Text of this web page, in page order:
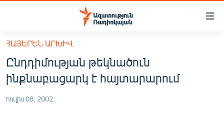
Մատչելիության
հիմնական
բովանդակությանը
Անցնել
հիմնական
մենյուին
ՀԱՅԱՍՏԱՆ
ՔԱՂԱՔԱԿԱՆ
ԸՆՏՐՈՒԹՅՈՒՆՆԵՐ 2026
ՀԱՅԵՐԵՆ ԱՐԽԻՎ
Ընդդիմության թեկնածուն
ինքնաբացարկ է հայտարարում
հուլիս 08, 2002